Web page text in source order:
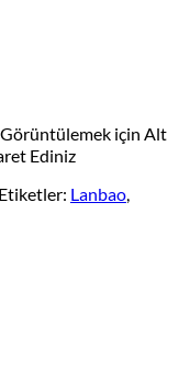
Görüntülemek için Alt
Ediniz
Etiketler: Lanbao,